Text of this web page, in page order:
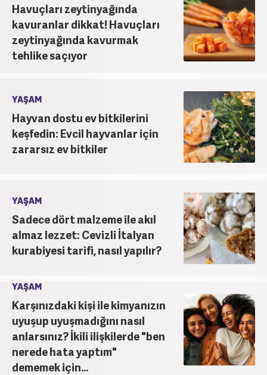
Havuçları zeytinyağında
kavuranlar dikkat! Havuçları
zeytinyağında kavurmak
tehlike saçıyor
YAŞAM
Hayvan dostu ev bitkilerini
keşfedin: Evcil hayvanlar için
zararsız ev bitkiler
YAŞAM
Sadece dört malzeme ile akıl
almaz lezzet: Cevizli İtalyan
kurabiyesi tarifi, nasıl yapılır?
YAŞAM
Karşınızdaki kişi ile kimyanızın
uyuşup uyuşmadığını nasıl
anlarsınız? İkili ilişkilerde "ben
nerede hata yaptım"
dememek için...